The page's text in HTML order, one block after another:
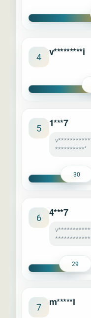
4 v*********i
5 1***7
**********"
30
6 4***7
29
7 m*****i